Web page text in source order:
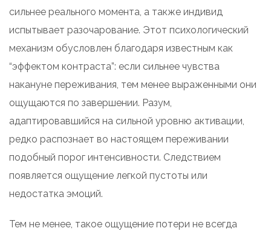
сильнее реального момента, а также индивид
испытывает разочарование. Этот психологический
механизм обусловлен благодаря известным как
“эффектом контраста”: если сильнее чувства
накануне переживания, тем менее выраженными они
ощущаются по завершении. Разум,
адаптировавшийся на сильной уровню активации,
редко распознает во настоящем переживании
подобный порог интенсивности. Следствием
появляется ощущение легкой пустоты или
недостатка эмоций.
Тем не менее, такое ощущение потери не всегда